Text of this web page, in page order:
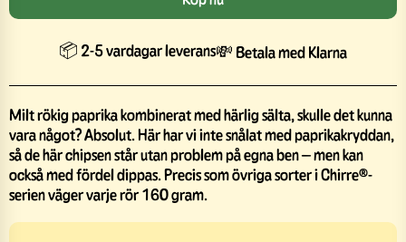
📦 2-5 vardagar leverans💸 Betala med Klarna
Milt rökig paprika kombinerat med härlig sälta, skulle det kunna
vara något? Absolut. Här har vi inte snålat med paprikakryddan,
så de här chipsen står utan problem på egna ben – men kan
också med fördel dippas. Precis som övriga sorter i Chirre®-
serien väger varje rör 160 gram.